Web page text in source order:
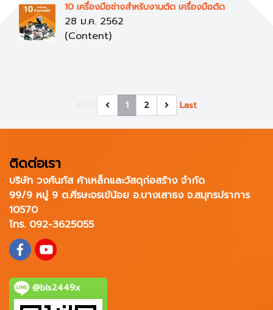
10 เครื่องมือช่างสำหรับงานตัด เครื่องมือตัด
28 ม.ค. 2562
(Content)
1 2 Last
ติดต่อเรา
บริษัท วงศ์นภัส ค้าเหล็กและวัสดุก่อสร้าง จำกัด
99/9 หมู่ 9 ต.ศีรษะจรเข้น้อย อ.บางเสาธง จ.สมุทรปราการ
10570
โทร. 092-3625055
@bls2449x